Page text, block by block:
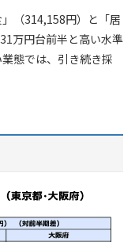
（314,158円）と「居
万円台前半と高い水準
態では、引き続き採